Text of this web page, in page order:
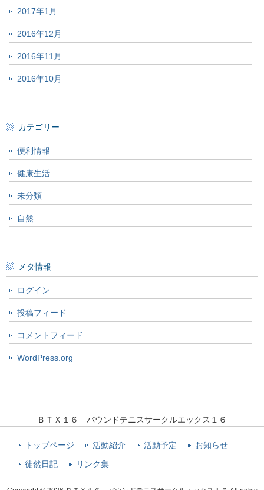
2017年1月
2016年12月
2016年11月
2016年10月
カテゴリー
便利情報
健康生活
未分類
自然
メタ情報
ログイン
投稿フィード
コメントフィード
WordPress.org
ＢＴＸ１６ バウンドテニスサークルエックス１６
トップページ 活動紹介 活動予定 お知らせ
徒然日記 リンク集